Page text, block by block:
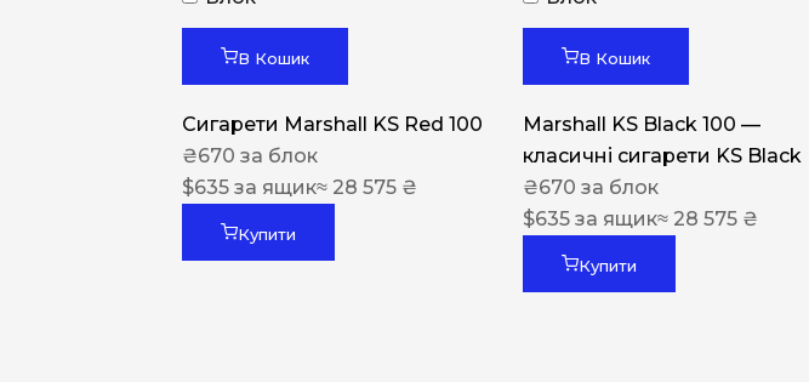
Nistru
В Кошик
Сигарети Marshall KS Red 100
₴670 за блок
$635 за ящик≈ 28 575 ₴
Купити
В Кошик
Marshall KS Black 100 —
класичні сигарети KS Black
₴670 за блок
$635 за ящик≈ 28 575 ₴
Купити